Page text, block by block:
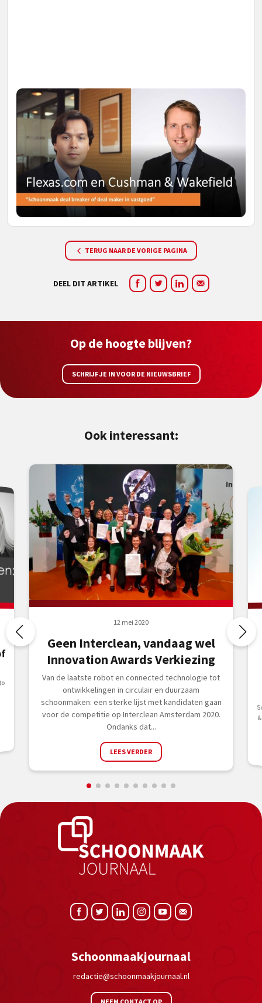
TERUG NAAR DE VORIGE PAGINA
DEEL DIT ARTIKEL
Op de hoogte blijven?
SCHRIJF JE IN VOOR DE NIEUWSBRIEF
Ook interessant:
12 mei 2020
Geen Interclean, vandaag wel
Innovation Awards Verkiezing
Van de laatste robot en connected technologie tot
ontwikkelingen in circulair en duurzaam
schoonmaken: een sterke lijst met kandidaten gaan
voor de competitie op Interclean Amsterdam 2020.
Ondanks dat...
LEES VERDER
Schoonmaakjournaal
redactie@schoonmaakjournaal.nl